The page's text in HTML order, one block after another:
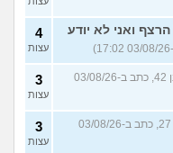
ואני לא יודע
4
עצות
(דן, בן 42, כתב ב-03/08/26
3
עצות
(אנושי, בן 27, כתב ב-03/08/26
3
עצות